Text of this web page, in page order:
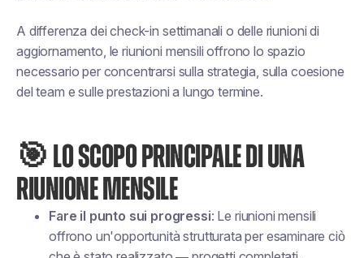
A differenza dei check-in settimanali o delle riunioni di
aggiornamento, le riunioni mensili offrono lo spazio
necessario per concentrarsi sulla strategia, sulla coesione
del team e sulle prestazioni a lungo termine.
🎯 LO SCOPO PRINCIPALE DI UNA
RIUNIONE MENSILE
Fare il punto sui progressi: Le riunioni mensili
offrono un'opportunità strutturata per esaminare ciò